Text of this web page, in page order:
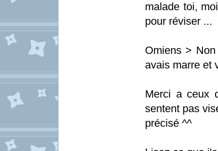
malade toi,
pour réviser ...
Omiens >
avais marre et
Merci a ceux
sentent pas
précisé ^^